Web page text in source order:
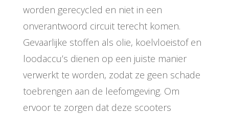
worden gerecycled en niet in een
onverantwoord circuit terecht komen.
Gevaarlijke stoffen als olie, koelvloeistof en
loodaccu’s dienen op een juiste manier
verwerkt te worden, zodat ze geen schade
toebrengen aan de leefomgeving. Om
ervoor te zorgen dat deze scooters